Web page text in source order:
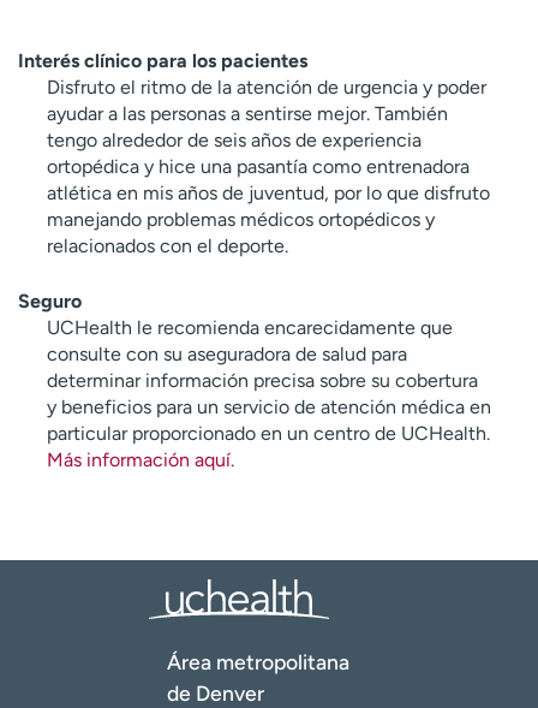
Interés clínico para los pacientes
Disfruto el ritmo de la atención de urgencia y poder
ayudar a las personas a sentirse mejor. También
tengo alrededor de seis años de experiencia
ortopédica y hice una pasantía como entrenadora
atlética en mis años de juventud, por lo que disfruto
manejando problemas médicos ortopédicos y
relacionados con el deporte.
Seguro
UCHealth le recomienda encarecidamente que
consulte con su aseguradora de salud para
determinar información precisa sobre su cobertura
y beneficios para un servicio de atención médica en
particular proporcionado en un centro de UCHealth.
Más información aquí.
Área metropolitana
de Denver